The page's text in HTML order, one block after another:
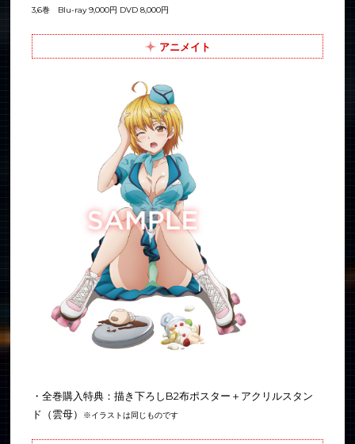
3,6巻 Blu-ray 9,000円 DVD 8,000円
アニメイト
・全巻購入特典：描き下ろしB2布ポスター＋アクリルスタン
ド（雲母）
※イラストは同じものです